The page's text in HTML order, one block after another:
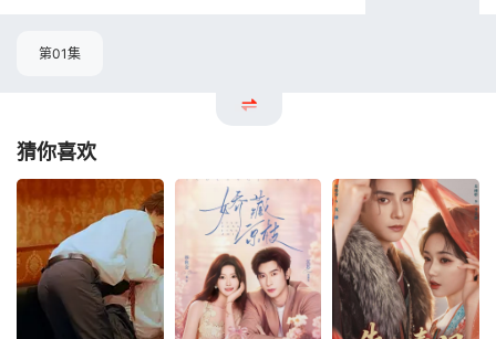
第01集
猜你喜欢